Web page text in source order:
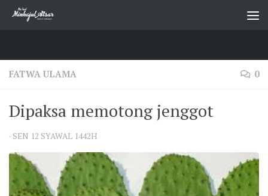
Skip to content
FATWA ULAMA 0
Dipaksa memotong jenggot
· SEN 12 SYAWAL 1442H